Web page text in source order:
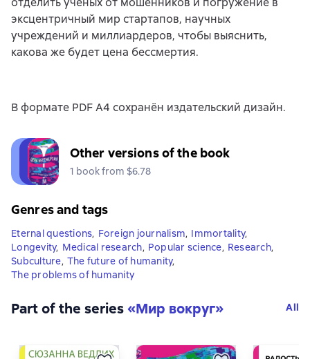
эксцентричный мир стартапов, научных
учреждений и миллиардеров, чтобы выяснить,
какова же будет цена бессмертия.
В формате PDF A4 сохранён издательский дизайн.
Other versions of the book
1 book from $6.78
Genres and tags
Eternal questions, Foreign journalism, Immortality,
Longevity, Medical research, Popular science, Research,
Subculture, The future of humanity,
The problems of humanity
Part of the series«Мир вокруг» All